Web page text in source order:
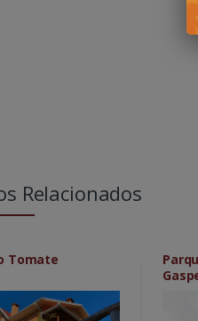
Relacionados
Tomate